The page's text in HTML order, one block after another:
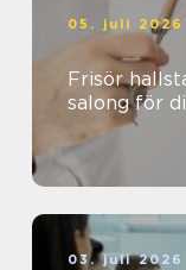
05. juli 2026
Frisör
salong för
03. juli 2026